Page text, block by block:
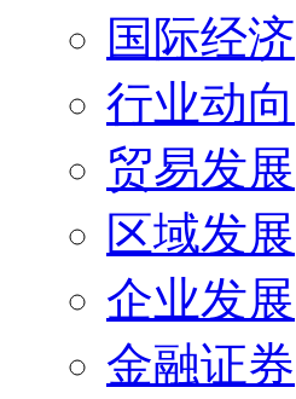
国际经济
行业动向
贸易发展
区域发展
企业发展
金融证券